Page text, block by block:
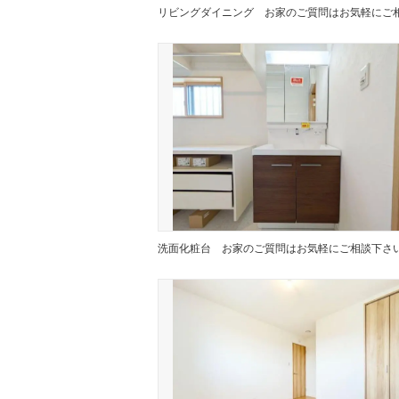
リビングダイニング
洗面化粧台 お家のご質問はお気軽にご相談下さ